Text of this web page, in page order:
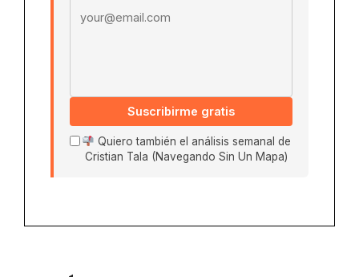
Suscribirme gratis
Quiero también el análisis semanal de
Cristian Tala (Navegando Sin Un Mapa)